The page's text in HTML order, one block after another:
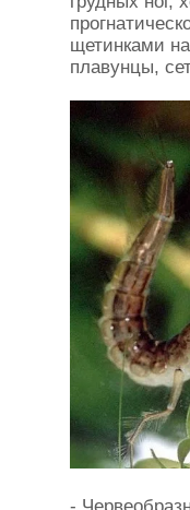
щетинками
плавунцы,